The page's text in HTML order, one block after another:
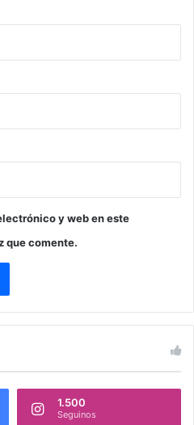
y web en este
que comente.
1.500
Seguinos